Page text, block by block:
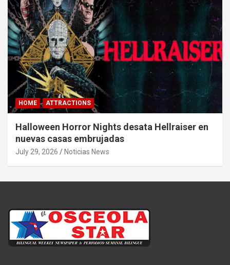
HOME ATTRACTIONS
Halloween Horror Nights desata Hellraiser en
nuevas casas embrujadas
July 29, 2026 Noticias News